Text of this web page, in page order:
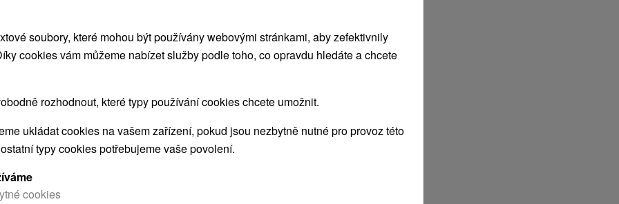
soubory, které mohou být používány webovými stránkami, aby zefektivnily
cookies vám můžeme nabízet služby podle toho, co opravdu hledáte a chcete
rozhodnout, které typy používání cookies chcete umožnit.
ukládat cookies na vašem zařízení, pokud jsou nezbytně nutné pro provoz této
typy cookies potřebujeme vaše povolení.
cookies